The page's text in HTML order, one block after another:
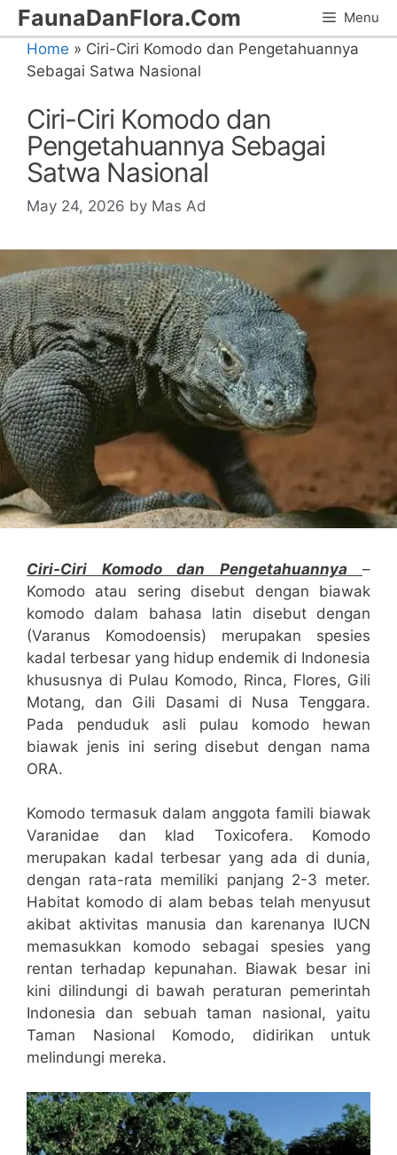
Skip
to
content
FaunaDanFlora.Com Menu
Home » Ciri-Ciri Komodo dan Pengetahuannya
Sebagai Satwa Nasional
Ciri-Ciri Komodo dan
Pengetahuannya Sebagai
Satwa Nasional
May 24, 2026 by Mas Ad
Ciri-Ciri Komodo dan Pengetahuannya
–
Komodo atau sering disebut dengan biawak
komodo dalam bahasa latin disebut dengan
(Varanus Komodoensis) merupakan spesies
kadal terbesar yang hidup endemik di Indonesia
khususnya di Pulau Komodo, Rinca, Flores, Gili
Motang, dan Gili Dasami di Nusa Tenggara.
Pada penduduk asli pulau komodo hewan
biawak jenis ini sering disebut dengan nama
ORA.
Komodo termasuk dalam anggota famili biawak
Varanidae dan klad Toxicofera. Komodo
merupakan kadal terbesar yang ada di dunia,
dengan rata-rata memiliki panjang 2-3 meter.
Habitat komodo di alam bebas telah menyusut
akibat aktivitas manusia dan karenanya IUCN
memasukkan komodo sebagai spesies yang
rentan terhadap kepunahan. Biawak besar ini
kini dilindungi di bawah peraturan pemerintah
Indonesia dan sebuah taman nasional, yaitu
Taman Nasional Komodo, didirikan untuk
melindungi mereka.